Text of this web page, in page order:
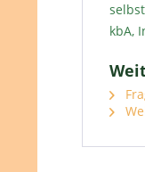
kbA,